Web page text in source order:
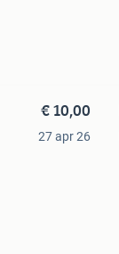
€ 10,00
27 apr 26